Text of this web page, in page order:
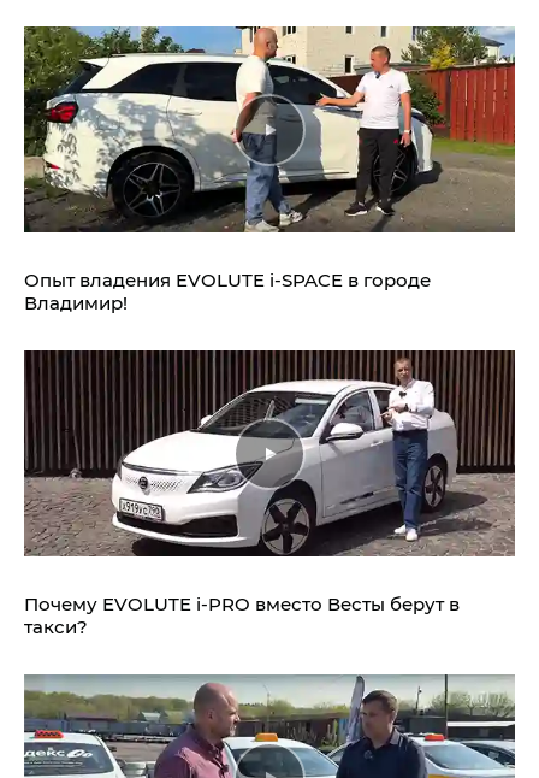
Опыт владения EVOLUTE i‑SPACE в городе
Владимир!
Почему EVOLUTE i‑PRO вместо Весты берут в
такси?